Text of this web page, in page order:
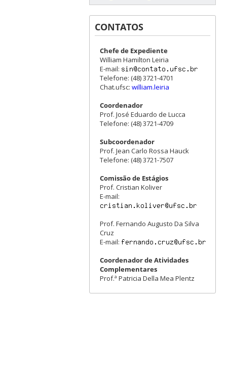
CONTATOS
Chefe de Expediente
William Hamilton Leiria
E-mail:
Telefone: (48) 3721-4701
Chat.ufsc: william.leiria
Coordenador
Prof. José Eduardo de Lucca
Telefone: (48) 3721-4709
Subcoordenador
Prof. Jean Carlo Rossa Hauck
Telefone: (48) 3721-7507
Comissão de Estágios
Prof. Cristian Koliver
E-mail:
Prof. Fernando Augusto Da Silva
Cruz
E-mail:
Coordenador de Atividades
Complementares
Prof.ª Patricia Della Mea Plentz